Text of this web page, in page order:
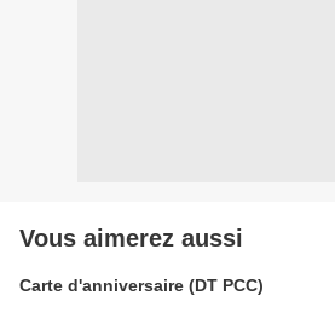
Vous aimerez aussi
Carte d'anniversaire (DT PCC)